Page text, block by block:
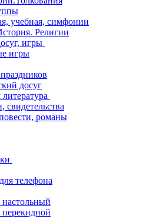
учебная, симфонии
Религии
игры
игры
досуг
свидетельства
романы
телефона
настольный
перекидной